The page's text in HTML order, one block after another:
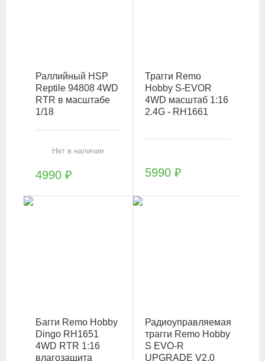
Раллийный HSP
Reptile 94808 4WD
RTR в масштабе
1/18
Нет в наличии
4990 ₽
Трагги Remo
Hobby S-EVOR
4WD масштаб 1:16
2.4G - RH1661
5990 ₽
Багги Remo Hobby
Dingo RH1651
4WD RTR 1:16
влагозащита
Радиоуправляемая
трагги Remo Hobby
S EVO-R
UPGRADE V2.0